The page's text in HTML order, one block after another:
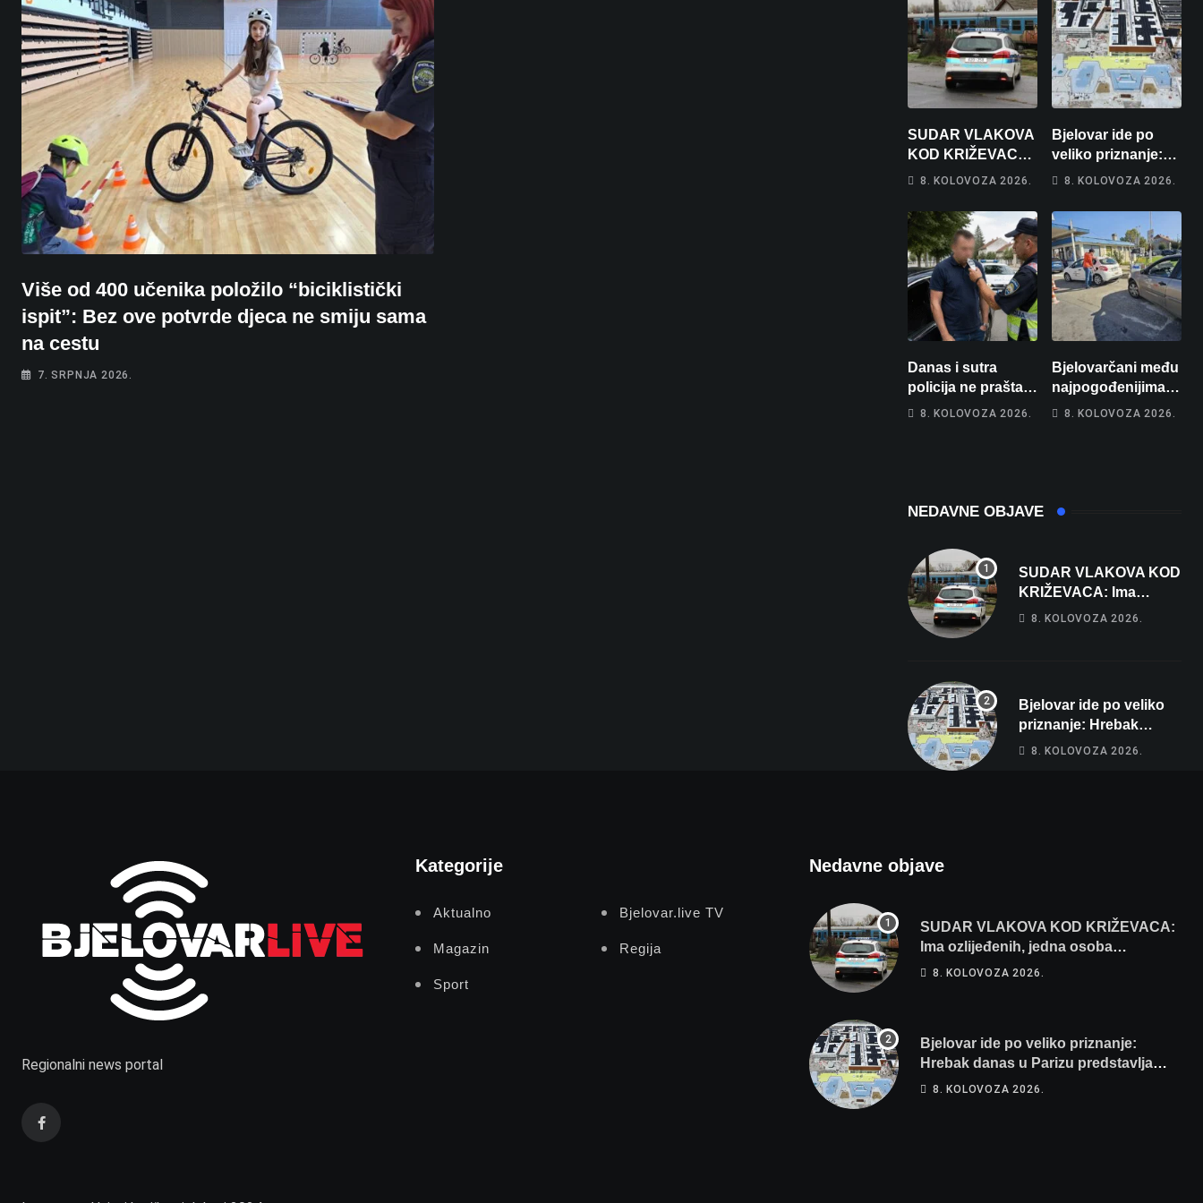
Više od 400 učenika položilo “biciklistički
ispit”: Bez ove potvrde djeca ne smiju sama
na cestu
7. SRPNJA 2026.
SUDAR VLAKOVA
KOD KRIŽEVACA:
Ima ozlijeđenih,
odvezena
helikopterom
8. KOLOVOZA 2026.
Bjelovar ide po
veliko priznanje:
Hrebak danas u
Wellovar za
domaćina
Europskog
prvenstva
8. KOLOVOZA 2026.
Danas i sutra
policija ne prašta:
Na cestama su
8. KOLOVOZA 2026.
Bjelovarčani među
najpogođenijima:
Gorivo im pojede
8. KOLOVOZA 2026.
NEDAVNE OBJAVE
SUDAR VLAKOVA KOD
KRIŽEVACA: Ima
ozlijeđenih, jedna
8. KOLOVOZA 2026.
Bjelovar ide po veliko
priznanje: Hrebak
danas u Parizu
8. KOLOVOZA 2026.
Regionalni news portal
Kategorije
Aktualno Bjelovar.live TV
Magazin Regija
Sport
Nedavne objave
SUDAR VLAKOVA KOD KRIŽEVACA:
Ima ozlijeđenih, jedna osoba
odvezena helikopterom
8. KOLOVOZA 2026.
Bjelovar ide po veliko priznanje:
Hrebak danas u Parizu predstavlja
Wellovar za domaćina Europskog
8. KOLOVOZA 2026.